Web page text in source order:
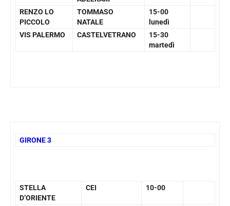
RENZO LO
PICCOLO
TOMMASO
NATALE
15-00
lunedì
VIS PALERMO
CASTELVETRANO
15-30
martedì
GIRONE 3
STELLA
D’ORIENTE
CEI 10-00